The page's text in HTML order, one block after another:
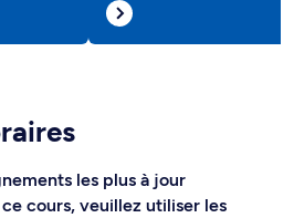
les plus à jour
cours, veuillez utiliser les